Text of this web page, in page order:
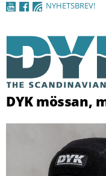
NYHETSBREV!
Hem
Artiklar
DYK mössan,